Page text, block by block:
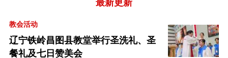
最新更新
教会活动
辽宁铁岭昌图县教堂举行圣洗礼、圣
餐礼及七日赞美会